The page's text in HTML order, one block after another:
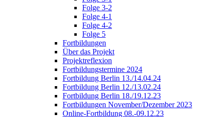
Folge 3-2
Folge 4-1
Folge 4-2
Folge 5
Fortbildungen
Über das Projekt
Projektreflexion
Fortbildungstermine 2024
Fortbildung Berlin 13./14.04.24
Fortbildung Berlin 12./13.02.24
Fortbildung Berlin 18./19.12.23
Fortbildungen November/Dezember 2023
Online-Fortbildung 08.-09.12.23